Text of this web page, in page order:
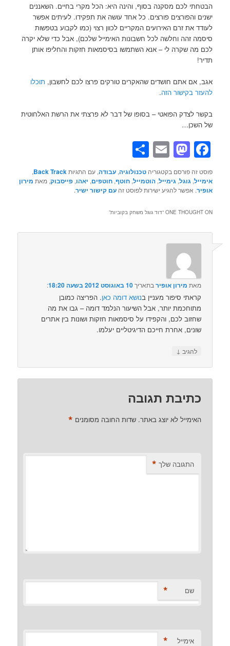
הבטחתי לכם מסקנה בסוף, והינה היא: הכל מקרי בחיים. השאננים
ישנים והפורצים פורצים. כל אחד עושה את תפקידו. לעיתים אפשר
לעודד את זרם האירועים המקריים לכוון רצוי (כמו לקבוע בטפשות
סיסמה זהה וחלשה לכל חשבונות האימייל שלכם), אבל כדי שלא יקרה
לכם מה שקרה לי – אנא השתמשו בסיסמאות חזקות והחליפו אותן
תדיר!
אגב, אם אתם חושדים שהאקרים טורקים פרצו לכם לחשבון, תוכלו
להעזר בקישור הזה.
בקשר לצדק הפואטי – בסופו של דבר לא פרצתי את הרשת האלחוטית
של השכן…
Facebook
Mastodon
Email
פוסט זה פורסם בקטגוריהטכנולוגיה,עבודה, עם התגיותBack Track
,
אימייל, גוגל, גימייל,הוטמייל,חוטף,חוטפים, יאהו,פייסבוק, מאת מירון
אופיר. אפשר להגיע ישירות לפוסט זהעם קישור ישיר.
ONE THOUGHT ON “ דוד גוגל משחק בקוביות”
מאת מירון אופיר בתאריך10 באוגוסט 2012 בשעה 18:20 :‏
קראתי סיפור מעניין בנושא דומה כאן. הפריצה כמובן
מתוחכמת יותר, אבל השיעור הנלמד דומה – גבו את מה
שחזוב לכם, והקפידו על סיסמאות חזקות ושונות בין אתרים
שונים, אחרת חייכם הדיגיטליים יעלמו.
להגיב ↓
כתיבת תגובה
האימייל לא יוצג באתר. שדות החובה מסומנים *
התגובה שלך *
שם *
אימייל *